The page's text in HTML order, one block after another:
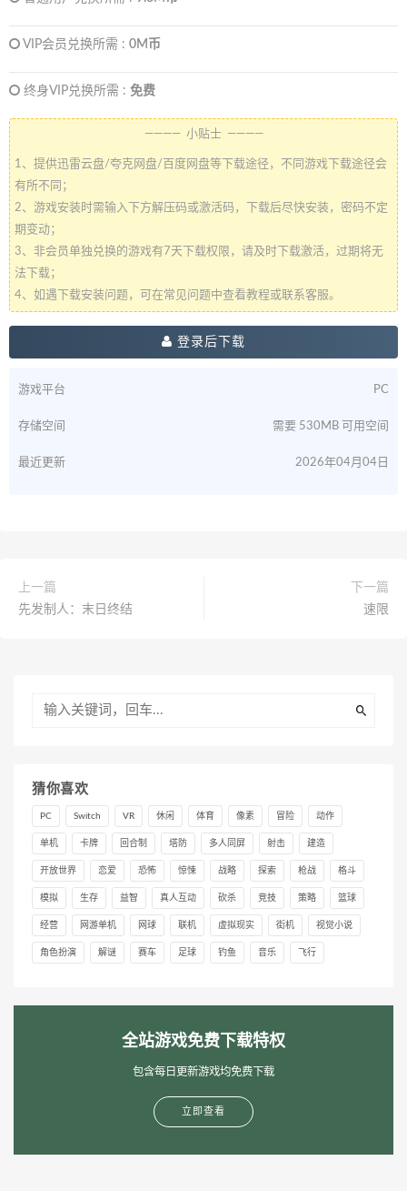
VIP会员兑换所需 : 0M币
终身VIP兑换所需 : 免费
———— 小贴士 ————
1、提供迅雷云盘/夸克网盘/百度网盘等下载途径，不同游戏下载途径会
有所不同；
2、游戏安装时需输入下方解压码或激活码，下载后尽快安装，密码不定
期变动；
3、非会员单独兑换的游戏有7天下载权限，请及时下载激活，过期将无
法下载；
4、如遇下载安装问题，可在常见问题中查看教程或联系客服。
登录后下载
游戏平台 PC
存储空间 需要 530MB 可用空间
最近更新 2026年04月04日
上一篇
先发制人：末日终结
下一篇
速限
猜你喜欢
PC Switch VR 休闲 体育 像素 冒险 动作
单机 卡牌 回合制 塔防 多人同屏 射击 建造
开放世界 恋爱 恐怖 惊悚 战略 探索 枪战 格斗
模拟 生存 益智 真人互动 砍杀 竞技 策略 篮球
经营 网游单机 网球 联机 虚拟现实 街机 视觉小说
角色扮演 解谜 赛车 足球 钓鱼 音乐 飞行
全站游戏免费下载特权
包含每日更新游戏均免费下载
立即查看